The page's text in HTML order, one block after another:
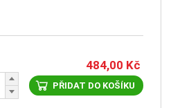
484,00 Kč
PŘIDAT DO KOŠÍKU